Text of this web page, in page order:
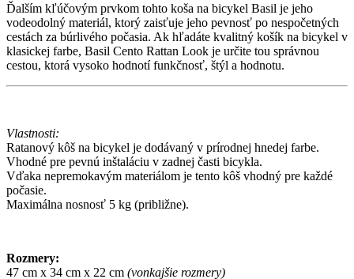
Ďalším kľúčovým prvkom tohto koša na bicykel Basil je jeho
vodeodolný materiál, ktorý zaisťuje jeho pevnosť po nespočetných
cestách za búrlivého počasia. Ak hľadáte kvalitný košík na bicykel v
klasickej farbe, Basil Cento Rattan Look je určite tou správnou
cestou, ktorá vysoko hodnotí funkčnosť, štýl a hodnotu.
Vlastnosti:
Ratanový kôš na bicykel je dodávaný v prírodnej hnedej farbe.
Vhodné pre pevnú inštaláciu v zadnej časti bicykla.
Vďaka nepremokavým materiálom je tento kôš vhodný pre každé
počasie.
Maximálna nosnosť 5 kg (približne).
Rozmery:
47 cm x 34 cm x 22 cm (vonkajšie rozmery)